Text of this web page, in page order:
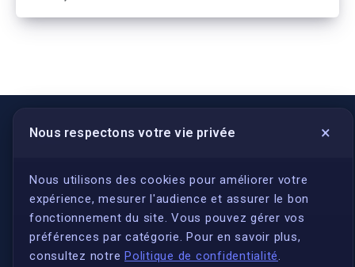
Nous respectons votre vie privée ×
Nous utilisons des cookies pour améliorer votre
expérience, mesurer l'audience et assurer le bon
fonctionnement du site. Vous pouvez gérer vos
préférences par catégorie. Pour en savoir plus,
consultez notre Politique de confidentialité.
LIENS UTILES
S'inscrire
Qui sommes-nous ?
Annuaires des traducteurs assermentés